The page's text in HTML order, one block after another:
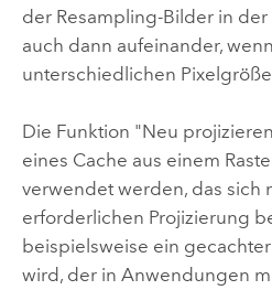
der Resampling-Bilder in
auch dann aufeinander,
unterschiedlichen
Die Funktion "Neu
eines Cache aus einem
verwendet werden, das sich
erforderlichen Projizierung
beispielsweise ein
wird, der in Anwendungen